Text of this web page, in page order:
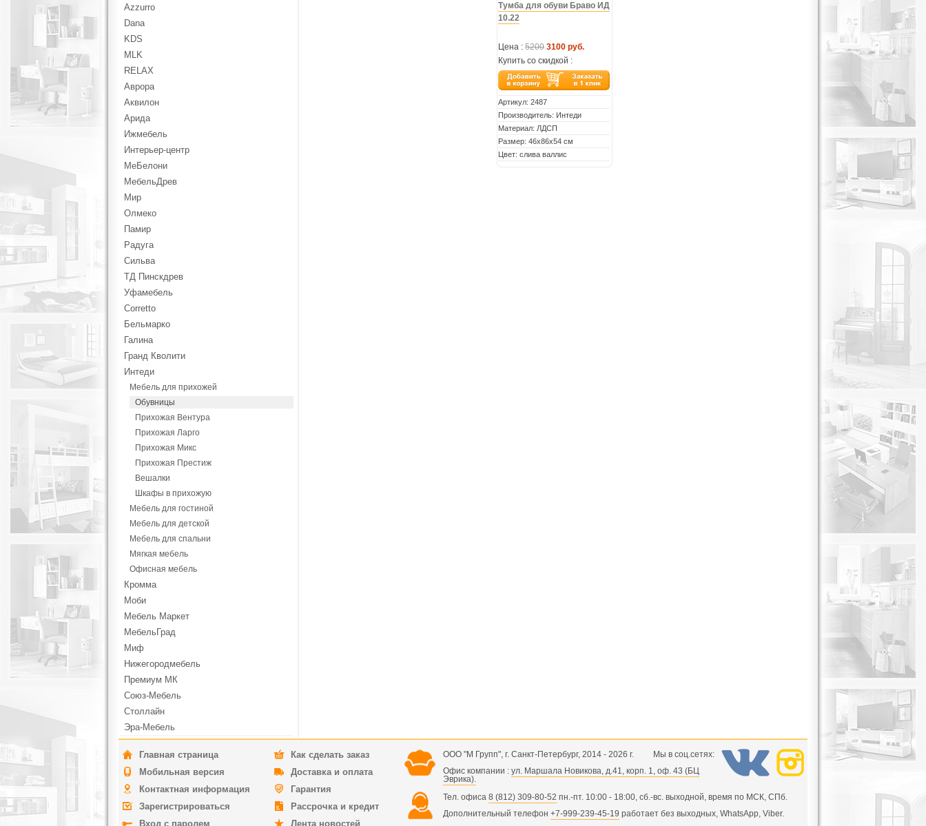
Azzurro
Dana
KDS
MLK
RELAX
Аврора
Аквилон
Арида
Ижмебель
Интерьер-центр
МеБелони
МебельДрев
Мир
Олмеко
Памир
Радуга
Сильва
ТД Пинскдрев
Уфамебель
Corretto
Бельмарко
Галина
Гранд Кволити
Интеди
Мебель для прихожей
Обувницы
Прихожая Вентура
Прихожая Ларго
Прихожая Микс
Прихожая Престиж
Вешалки
Шкафы в прихожую
Мебель для гостиной
Мебель для детской
Мебель для спальни
Мягкая мебель
Офисная мебель
Кромма
Моби
Мебель Маркет
МебельГрад
Миф
Нижегородмебель
Премиум МК
Союз-Мебель
Столлайн
Эра-Мебель
Тумба для обуви Браво ИД
10.22
Цена : 5200 3100 руб.
Купить со скидкой :
Артикул: 2487
Производитель: Интеди
Материал: ЛДСП
Размер: 46х86х54 см
Цвет: слива валлис
Главная страница
Мобильная версия
Контактная информация
Зарегистрироваться
Вход с паролем
Как сделать заказ
Доставка и оплата
Гарантия
Рассрочка и кредит
Лента новостей
ООО "М Групп", г. Санкт-Петербург, 2014 - 2026 г.
Мы в соц.сетях:
Офис компании : ул. Маршала Новикова, д.41, корп. 1, оф. 43 (БЦ
Эврика).
Тел. офиса 8 (812) 309-80-52 пн.-пт. 10:00 - 18:00, сб.-вс. выходной, время по МСК, СПб.
Дополнительный телефон +7-999-239-45-19 работает без выходных, WhatsApp, Viber.